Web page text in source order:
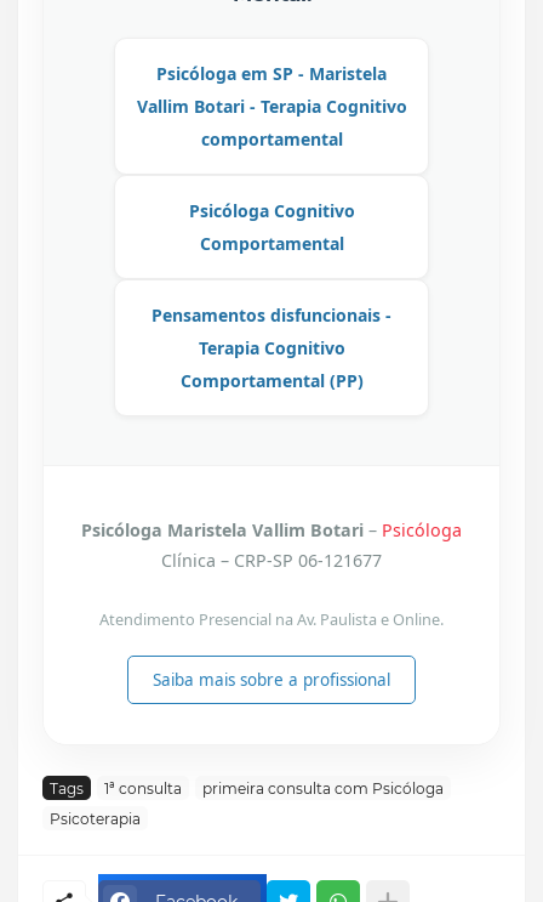
Psicóloga em SP - Maristela
Vallim Botari - Terapia Cognitivo
comportamental
Psicóloga Cognitivo
Comportamental
Pensamentos disfuncionais -
Terapia Cognitivo
Comportamental (PP)
Psicóloga Maristela Vallim Botari – Psicóloga
Clínica – CRP-SP 06-121677
Atendimento Presencial na Av. Paulista e Online.
Saiba mais sobre a profissional
Tags 1ª consulta
primeira consulta com Psicóloga
Psicoterapia